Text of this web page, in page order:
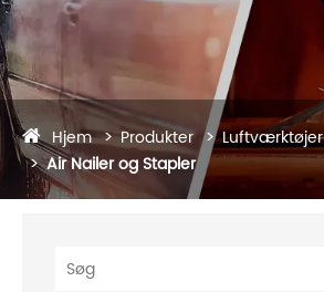
Hjem Produkter
Luftværktøjer
Air Nailer og Stapler